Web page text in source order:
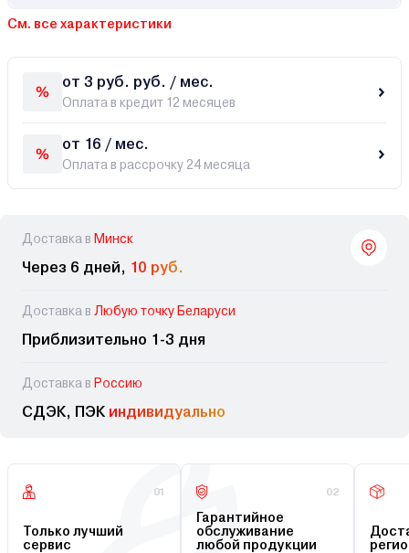
См. все характеристики
от 3 руб. руб. / мес.
Оплата в кредит 12 месяцев
от 16 / мес.
Оплата в рассрочку 24 месяца
Доставка в Минск
Через 6 дней, 10 руб.
Доставка в Любую точку Беларуси
Приблизительно 1-3 дня
Доставка в Россию
СДЭК, ПЭК индивидуально
01
Только лучший
сервис
02
Гарантийное
обслуживание
любой продукции